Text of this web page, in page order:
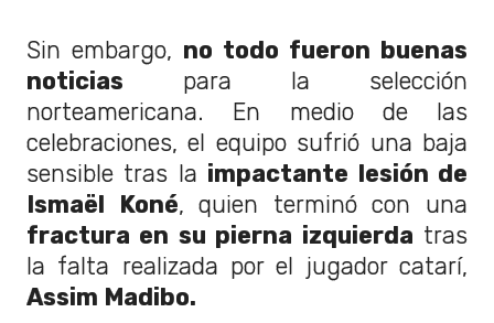
Sin embargo, no todo fueron buenas
noticias para la selección
norteamericana. En medio de las
celebraciones, el equipo sufrió una baja
sensible tras la impactante lesión de
Ismaël Koné, quien terminó con una
fractura en su pierna izquierda tras
la falta realizada por el jugador catarí,
Assim Madibo.